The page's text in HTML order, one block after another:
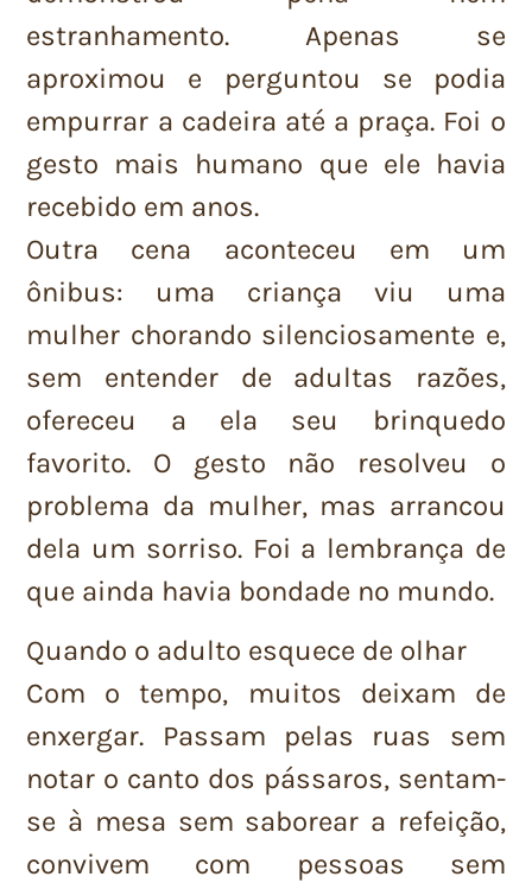
estranhamento. Apenas se
aproximou e perguntou se podia
empurrar a cadeira até a praça. Foi o
gesto mais humano que ele havia
recebido em anos.
Outra cena aconteceu em um
ônibus: uma criança viu uma
mulher chorando silenciosamente e,
sem entender de adultas razões,
ofereceu a ela seu brinquedo
favorito. O gesto não resolveu o
problema da mulher, mas arrancou
dela um sorriso. Foi a lembrança de
que ainda havia bondade no mundo.
Quando o adulto esquece de olhar
Com o tempo, muitos deixam de
enxergar. Passam pelas ruas sem
notar o canto dos pássaros, sentam-
se à mesa sem saborear a refeição,
convivem com pessoas sem